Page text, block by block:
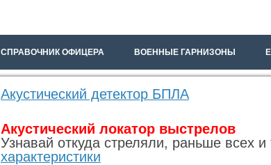
СПРАВОЧНИК ОФИЦЕРА ВОЕННЫЕ ГАРНИЗОНЫ
Акустический детектор БПЛА
Акустический локатор выстрелов
Узнавай откуда стреляли, раньше всех и
характеристики